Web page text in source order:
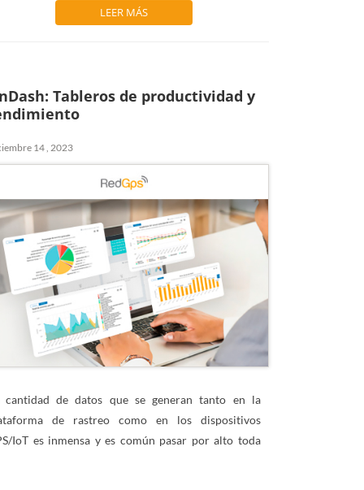
LEER MÁS
Tableros de productividad y
14 , 2023
cantidad de datos que se generan tanto en la
de rastreo como en los dispositivos
IoT es inmensa y es común pasar por alto toda